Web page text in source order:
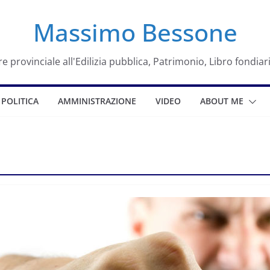
Massimo Bessone
provinciale all'Edilizia pubblica, Patrimonio, Libro
POLITICA AMMINISTRAZIONE VIDEO ABOUT ME